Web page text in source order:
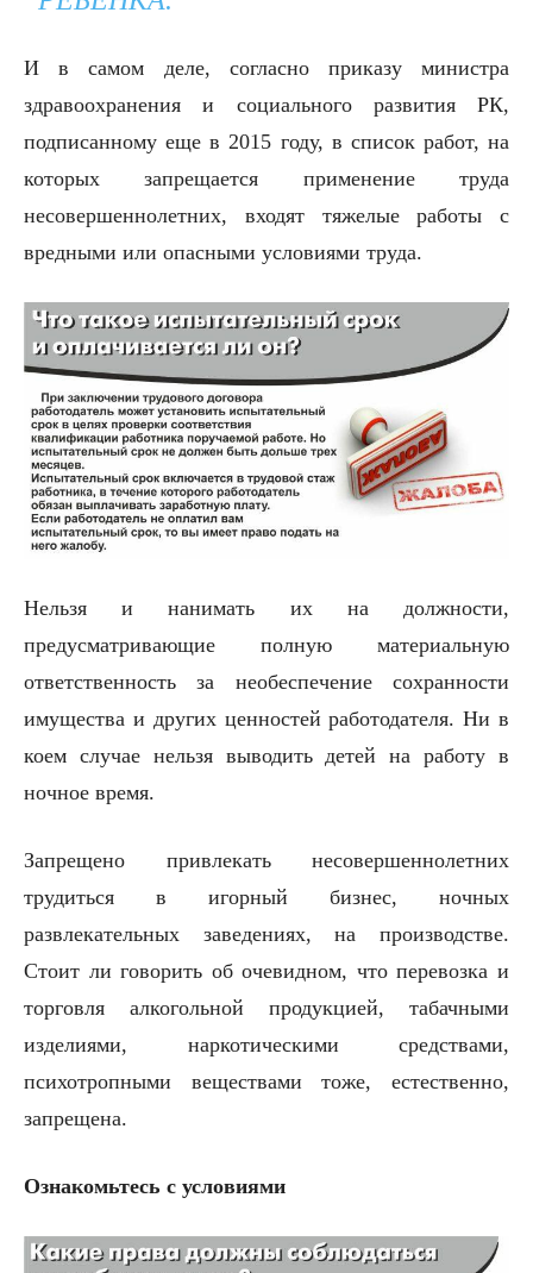
И в самом деле, согласно приказу министра
здравоохранения и социального развития РК,
подписанному еще в 2015 году, в список работ, на
которых запрещается применение труда
несовершеннолетних, входят тяжелые работы с
вредными или опасными условиями труда.
Нельзя и нанимать их на должности,
предусматривающие полную материальную
ответственность за необеспечение сохранности
имущества и других ценностей работодателя. Ни в
коем случае нельзя выводить детей на работу в
ночное время.
Запрещено привлекать несовершеннолетних
трудиться в игорный бизнес, ночных
развлекательных заведениях, на производстве.
Стоит ли говорить об очевидном, что перевозка и
торговля алкогольной продукцией, табачными
изделиями, наркотическими средствами,
психотропными веществами тоже, естественно,
запрещена.
Ознакомьтесь с условиями